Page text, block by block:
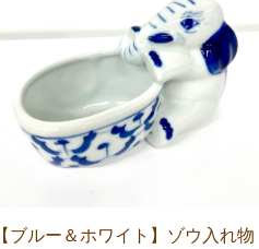
【ブルー＆ホワイト】ゾウ入れ物